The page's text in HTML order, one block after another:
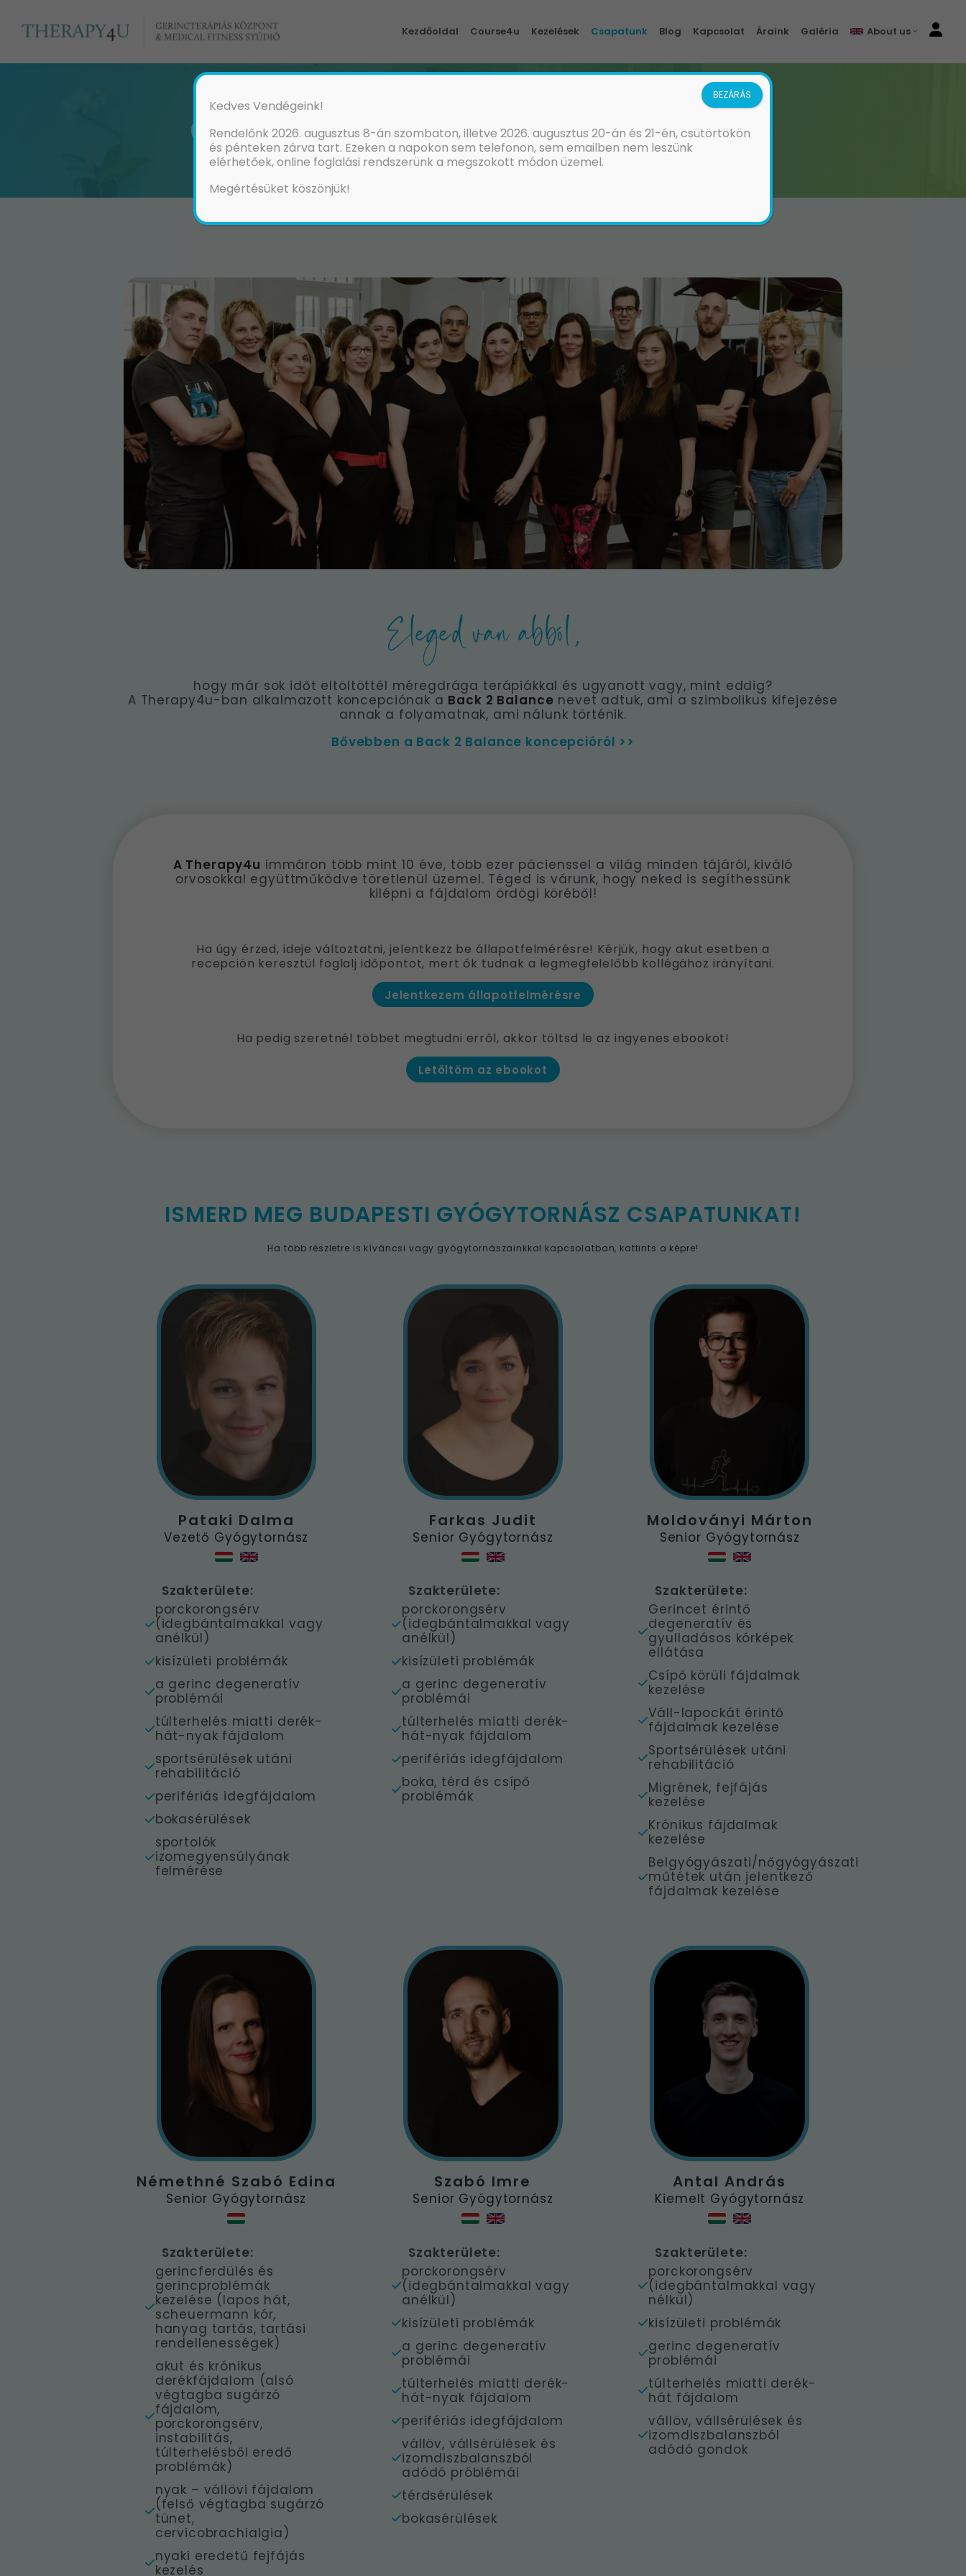
Kezdőoldal Course4u Kezelések Csapatunk Blog Kapcsolat Áraink Galéria About us
GYÓGYTORNÁSZ CSAPATUNK
Eleged van abból,
hogy már sok időt eltöltöttél méregdrága terápiákkal és ugyanott vagy, mint eddig?
A Therapy4u-ban alkalmazott koncepciónak a Back 2 Balance nevet adtuk, ami a szimbolikus kifejezése
annak a folyamatnak, ami nálunk történik.
Bővebben a Back 2 Balance koncepcióról >>
A Therapy4u immáron több mint 10 éve, több ezer pácienssel a világ minden tájáról, kiváló
orvosokkal együttműködve töretlenül üzemel. Téged is várunk, hogy neked is segíthessünk
kilépni a fájdalom ördögi köréből!
Ha úgy érzed, ideje változtatni, jelentkezz be állapotfelmérésre! Kérjük, hogy akut esetben a
recepción keresztül foglalj időpontot, mert ők tudnak a legmegfelelőbb kollégához irányítani.
Jelentkezem állapotfelmérésre
Ha pedig szeretnél többet megtudni erről, akkor töltsd le az ingyenes ebookot!
Letöltöm az ebookot
ISMERD MEG BUDAPESTI GYÓGYTORNÁSZ CSAPATUNKAT!
Ha több részletre is kíváncsi vagy gyógytornászainkkal kapcsolatban, kattints a képre!
Pataki Dalma
Vezető Gyógytornász
Szakterülete:
porckorongsérv
(idegbántalmakkal vagy
anélkül)
kisízületi problémák
a gerinc degeneratív
problémái
túlterhelés miatti derék-
hát-nyak fájdalom
sportsérülések utáni
rehabilitáció
perifériás idegfájdalom
bokasérülések
sportolók
izomegyensúlyának
felmérése
Farkas Judit
Senior Gyógytornász
Szakterülete:
porckorongsérv
(idegbántalmakkal vagy
anélkül)
kisízületi problémák
a gerinc degeneratív
problémái
túlterhelés miatti derék-
hát-nyak fájdalom
perifériás idegfájdalom
boka, térd és csípő
problémák
Moldoványi Márton
Senior Gyógytornász
Szakterülete:
Gerincet érintő
degeneratív és
gyulladásos kórképek
ellátása
Csípő körüli fájdalmak
kezelése
Váll-lapockát érintő
fájdalmak kezelése
Sportsérülések utáni
rehabilitáció
Migrének, fejfájás
kezelése
Krónikus fájdalmak
kezelése
Belgyógyászati/nőgyógyászati
műtétek után jelentkező
fájdalmak kezelése
Némethné Szabó Edina
Senior Gyógytornász
Szakterülete:
gerincferdülés és
gerincproblémák
kezelése (lapos hát,
scheuermann kór,
hanyag tartás, tartási
rendellenességek)
akut és krónikus
derékfájdalom (alsó
végtagba sugárzó
fájdalom,
porckorongsérv,
instabilitás,
túlterhelésből eredő
problémák)
nyak – vállövi fájdalom
(felső végtagba sugárzó
tünet,
cervicobrachialgia)
nyaki eredetű fejfájás
kezelés
Szabó Imre
Senior Gyógytornász
Szakterülete:
porckorongsérv
(idegbántalmakkal vagy
anélkül)
kisízületi problémák
a gerinc degeneratív
problémái
túlterhelés miatti derék-
hát-nyak fájdalom
perifériás idegfájdalom
vállöv, vállsérülések és
izomdiszbalanszból
adódó próblémái
térdsérülések
bokasérülések
Antal András
Kiemelt Gyógytornász
Szakterülete:
porckorongsérv
(idegbántalmakkal vagy
nélkül)
kisízületi problémák
gerinc degeneratív
problémái
túlterhelés miatti derék-
hát fájdalom
vállöv, vállsérülések és
izomdiszbalanszból
adódó gondok
Kedves Vendégeink!
Rendelőnk 2026. augusztus 8-án szombaton, illetve 2026. augusztus 20-án és 21-én, csütörtökön
és pénteken zárva tart. Ezeken a napokon sem telefonon, sem emailben nem leszünk
elérhetőek, online foglalási rendszerünk a megszokott módon üzemel.
Megértésüket köszönjük!
BEZÁRÁS